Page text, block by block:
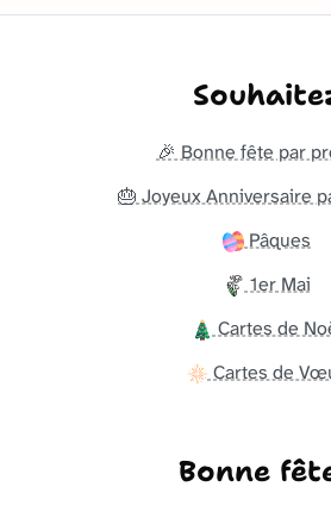
🎉 Bonne fête par
🎂 Joyeux Anniversaire
Pâques
1er Mai
Cartes de
Cartes de
Bonne